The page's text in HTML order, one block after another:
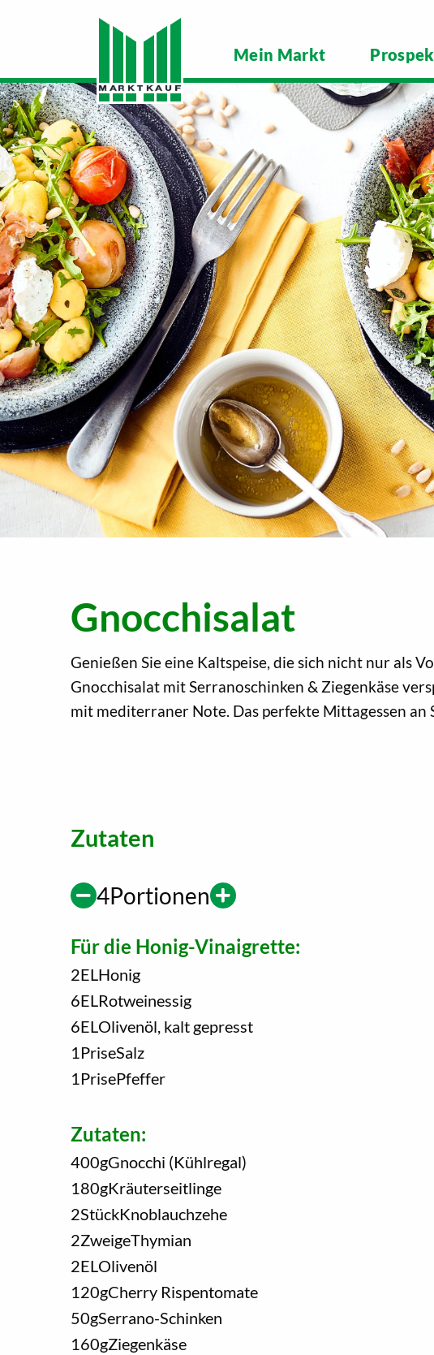
Mein Markt
Gnocchisalat
Genießen Sie eine Kaltspeise, die sich nicht nur als
Gnocchisalat mit Serranoschinken & Ziegenkäse
mit mediterraner Note. Das perfekte Mittagessen an
Zutaten
4Portionen
Für die Honig-Vinaigrette:
2EL Honig
6EL Rotweinessig
6EL Olivenöl, kalt gepresst
1 PriseSalz
1 PrisePfeffer
Zutaten:
400gGnocchi (Kühlregal)
180gKräuterseitlinge
2StückKnoblauchzehe
2ZweigeThymian
2EL Olivenöl
120gCherry Rispentomate
50gSerrano-Schinken
160gZiegenkäse